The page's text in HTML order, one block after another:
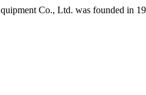
Co., Ltd. was founded in